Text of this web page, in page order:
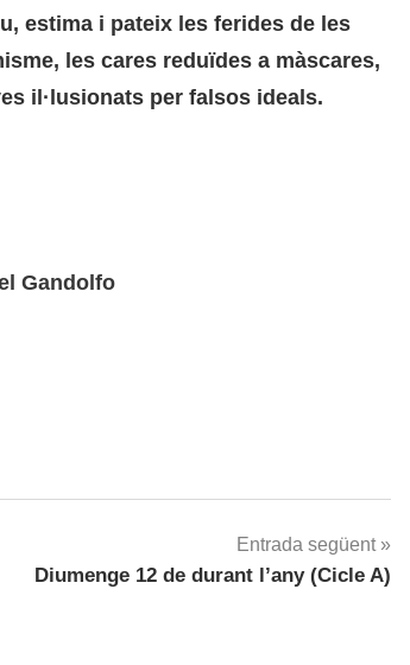
estima i pateix les ferides de les
les cares reduïdes a màscares,
il·lusionats per falsos ideals.
Gandolfo
Entrada següent
Diumenge 12 de durant l’any (Cicle A)